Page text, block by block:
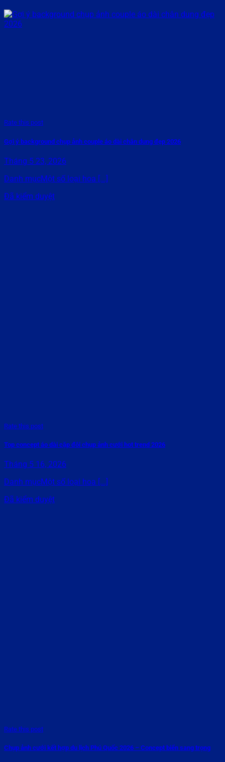
Rate this post
Gợi ý background chụp ảnh couple áo dài chân dung đẹp 2026
Tháng 5 23, 2026
Danh mụcMột số loại hoa [...]
Đã kiểm duyệt
Rate this post
Top concept áo dài cặp đôi chụp ảnh cưới hot trend 2026
Tháng 5 16, 2026
Danh mụcMột số loại hoa [...]
Đã kiểm duyệt
Rate this post
Chụp ảnh cưới kết hợp du lịch Phú Quốc 2026 – Concept biển sang trọng